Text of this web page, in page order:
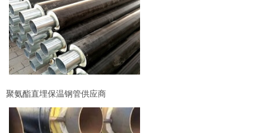
聚氨酯直埋保温钢管供应商